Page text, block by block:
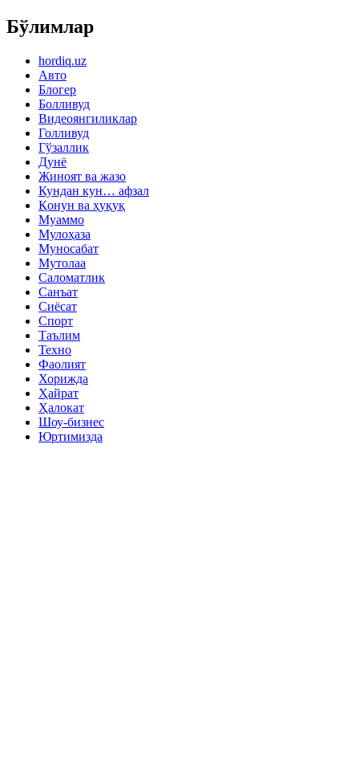
Бўлимлар
hordiq.uz
Авто
Блогер
Болливуд
Видеоянгиликлар
Голливуд
Гўзаллик
Дунё
Жиноят ва жазо
Кундан кун… афзал
Қонун ва ҳуқуқ
Муаммо
Мулоҳаза
Муносабат
Мутолаа
Саломатлик
Санъат
Сиёсат
Спорт
Таълим
Техно
Фаолият
Хорижда
Ҳайрат
Ҳалокат
Шоу-бизнес
Юртимизда